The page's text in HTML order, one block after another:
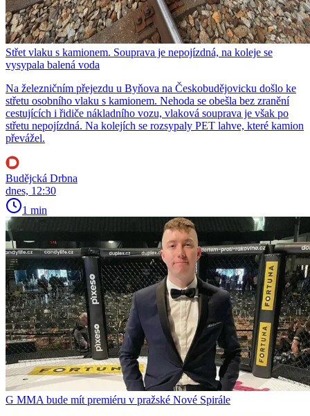
Střet vlaku s kamionem. Souprava je nepojízdná, na koleje se
vysypala balená voda
Na železničním přejezdu u Byňova na Českobudějovicku došlo ke
střetu osobního vlaku s kamionem. Nehoda se obešla bez zranění
cestujících i řidiče nákladního vozu, vlaková souprava je však po
střetu nepojízdná. Na kolejích se rozsypaly PET lahve, které kamion
převážel.
Budějcká Drbna
dnes, 12:30
1 min
G MMA bude mít premiéru v pražské Nové Spirále